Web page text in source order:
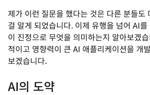
제가 이런 질문을 했다는 것은 다른 분들도
걸 알게 되었습니다. 이제 유행을 넘어 AI
이 진정으로 무엇을 의미하는지 알아보겠
적이고 영향력이 큰 AI 애플리케이션을 개
보겠습니다.
AI의 도약